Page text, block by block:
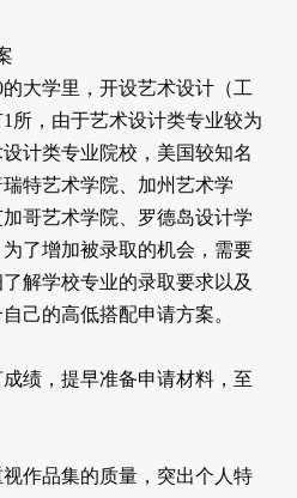
大学里，开设艺术设计（工
所，由于艺术设计类专业较为
计类专业院校，美国较知名
特艺术学院、加州艺术学
哥艺术学院、罗德岛设计学
了增加被录取的机会，需要
解学校专业的录取要求以及
己的高低搭配申请方案。
绩，提早准备申请材料，至
作品集的质量，突出个人特